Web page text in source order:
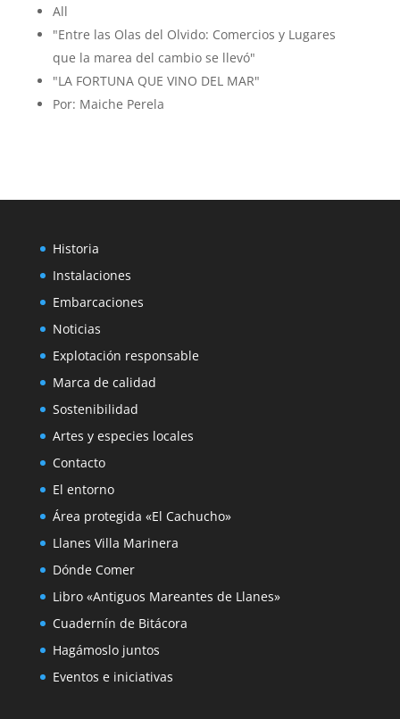
All
"Entre las Olas del Olvido: Comercios y Lugares
que la marea del cambio se llevó"
"LA FORTUNA QUE VINO DEL MAR"
Por: Maiche Perela
Historia
Instalaciones
Embarcaciones
Noticias
Explotación responsable
Marca de calidad
Sostenibilidad
Artes y especies locales
Contacto
El entorno
Área protegida «El Cachucho»
Llanes Villa Marinera
Dónde Comer
Libro «Antiguos Mareantes de Llanes»
Cuadernín de Bitácora
Hagámoslo juntos
Eventos e iniciativas